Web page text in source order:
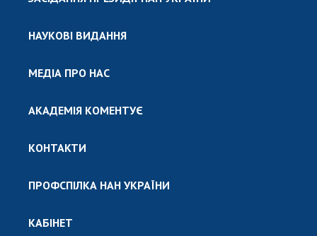
НАУКОВІ ВИДАННЯ
МЕДІА ПРО НАС
АКАДЕМІЯ КОМЕНТУЄ
КОНТАКТИ
ПРОФСПІЛКА НАН УКРАЇНИ
КАБІНЕТ